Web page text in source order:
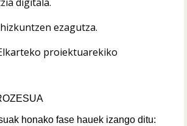
ezagutza.
proiektuarekiko
honako fase hauek izango ditu: